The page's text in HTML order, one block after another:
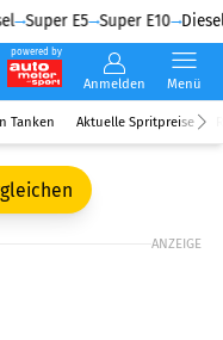
Super E5 Super E10 Diesel
powered by
Anmelden Menü
Tanken Aktuelle Spritpreise
ANZEIGE